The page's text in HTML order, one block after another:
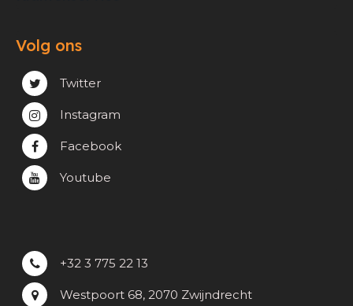
Verzending & Afhaling
Privacy & cookie beleid
Volg ons
Twitter
Instagram
Facebook
Youtube
+32 3 775 22 13
Westpoort 68, 2070 Zwijndrecht